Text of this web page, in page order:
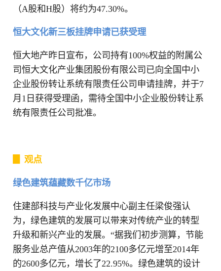
（A股和H股）将约为47.30%。
恒大文化新三板挂牌申请已获受理
恒大地产昨日宣布，公司持有100%权益的附属公
司恒大文化产业集团股份有限公司已向全国中小
企业股份转让系统有限责任公司申请挂牌，并于7
月1日获得受理函，需待全国中小企业股份转让系
统有限责任公司批准。
▊ 观点
绿色建筑蕴藏数千亿市场
住建部科技与产业化发展中心副主任梁俊强认
为，绿色建筑的发展可以带来对传统产业的转型
升级和新兴产业的发展。“据我们初步测算，节能
服务业总产值从2003年的2100多亿元增至2014年
的2600多亿元，增长了22.95%。绿色建筑的设计